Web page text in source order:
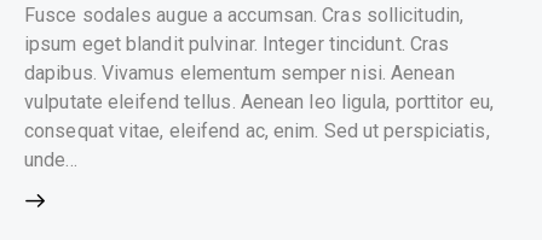
Fusce sodales augue a accumsan. Cras sollicitudin,
ipsum eget blandit pulvinar. Integer tincidunt. Cras
dapibus. Vivamus elementum semper nisi. Aenean
vulputate eleifend tellus. Aenean leo ligula, porttitor eu,
consequat vitae, eleifend ac, enim. Sed ut perspiciatis,
unde…